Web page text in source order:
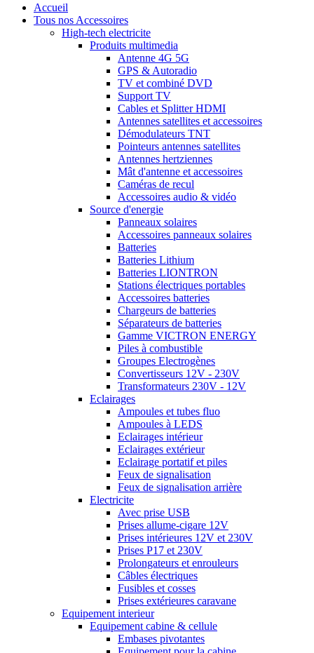
Accueil
Tous nos Accessoires
High-tech electricite
Produits multimedia
Antenne 4G 5G
GPS & Autoradio
TV et combiné DVD
Support TV
Cables et Splitter HDMI
Antennes satellites et accessoires
Démodulateurs TNT
Pointeurs antennes satellites
Antennes hertziennes
Mât d'antenne et accessoires
Caméras de recul
Accessoires audio & vidéo
Source d'energie
Panneaux solaires
Accessoires panneaux solaires
Batteries
Batteries Lithium
Batteries LIONTRON
Stations électriques portables
Accessoires batteries
Chargeurs de batteries
Séparateurs de batteries
Gamme VICTRON ENERGY
Piles à combustible
Groupes Electrogènes
Convertisseurs 12V - 230V
Transformateurs 230V - 12V
Eclairages
Ampoules et tubes fluo
Ampoules à LEDS
Eclairages intérieur
Eclairages extérieur
Eclairage portatif et piles
Feux de signalisation
Feux de signalisation arrière
Electricite
Avec prise USB
Prises allume-cigare 12V
Prises intérieures 12V et 230V
Prises P17 et 230V
Prolongateurs et enrouleurs
Câbles électriques
Fusibles et cosses
Prises extérieures caravane
Equipement interieur
Equipement cabine & cellule
Embases pivotantes